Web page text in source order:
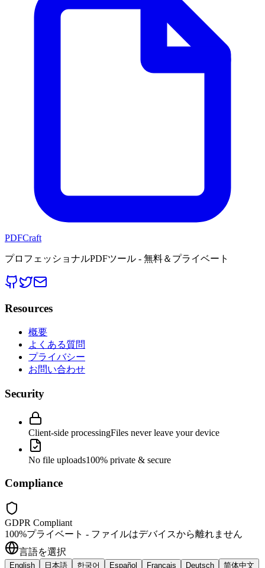
PDFCraft
プロフェッショナルPDFツール - 無料＆プライベート
Resources
概要
よくある質問
プライバシー
お問い合わせ
Security
Client-side processingFiles never leave your device
No file uploads100% private & secure
Compliance
GDPR Compliant
100%プライベート - ファイルはデバイスから離れません
言語を選択
English 日本語 한국어 Español Français Deutsch 简体中文